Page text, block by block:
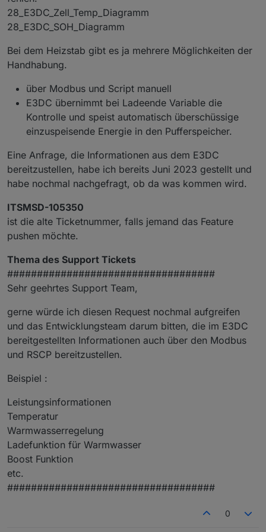
Laden der Batterie, wenn der Preis an der
Strombörse am billigsten ist (Awattar usw.)
28_E3DC_Zell_Temp_Diagramm
28_E3DC_SOH_Diagramm
Bei dem Heizstab gibt es ja mehrere Möglichkeiten der
Handhabung.
über Modbus und Script manuell
E3DC übernimmt bei Ladeende Variable die
Kontrolle und speist automatisch überschüssige
einzuspeisende Energie in den Pufferspeicher.
Eine Anfrage, die Informationen aus dem E3DC
bereitzustellen, habe ich bereits Juni 2023 gestellt und
habe nochmal nachgefragt, ob da was kommen wird.
ITSMSD-105350
ist die alte Ticketnummer, falls jemand das Feature
pushen möchte.
Thema des Support Tickets
###################################
Sehr geehrtes Support Team,
gerne würde ich diesen Request nochmal aufgreifen
und das Entwicklungsteam darum bitten, die im E3DC
bereitgestellten Informationen auch über den Modbus
und RSCP bereitzustellen.
Beispiel :
Leistungsinformationen
Temperatur
Warmwasserregelung
Ladefunktion für Warmwasser
Boost Funktion
etc.
###################################
0